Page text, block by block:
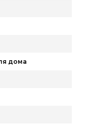
Смотрите и
нашим
номеру 0(800)
дома